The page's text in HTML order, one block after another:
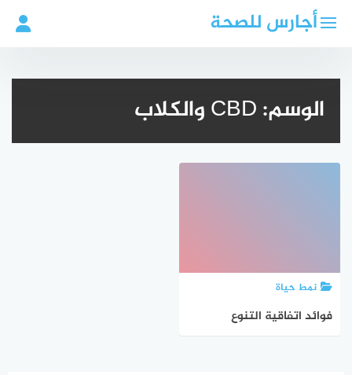
أجارس للصحة
الوسم:CBD والكلاب
نمط حياة
فوائد اتفاقية التنوع